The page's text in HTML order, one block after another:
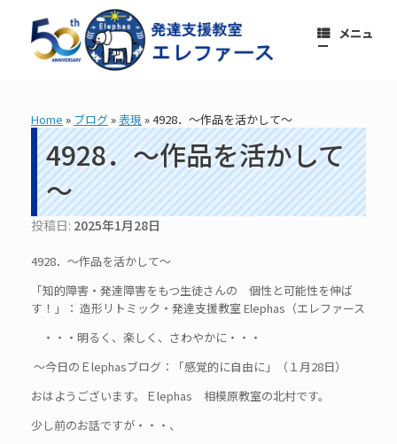
メニュ
ー
Home » ブログ»表現 »4928．～作品を活かして～
4928．～作品を活かして
～
投稿日: 2025年1月28日
4928．～作品を活かして～
「知的障害・発達障害をもつ生徒さんの 個性と可能性を伸ば
す！」： 造形リトミック・発達支援教室 Elephas（エレファース
・・・明るく、楽しく、さわやかに・・・
～今日のＥlephasブログ：「感覚的に自由に」（１月28日）
おはようございます。Ｅlephas 相模原教室の北村です。
少し前のお話ですが・・・、